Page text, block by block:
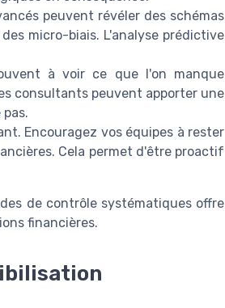
peuvent révéler des schémas
micro-biais. L'analyse prédictive
à voir ce que l'on manque
consultants peuvent apporter une
Encouragez vos équipes à rester
Cela permet d'être proactif
de contrôle systématiques offre
financières.